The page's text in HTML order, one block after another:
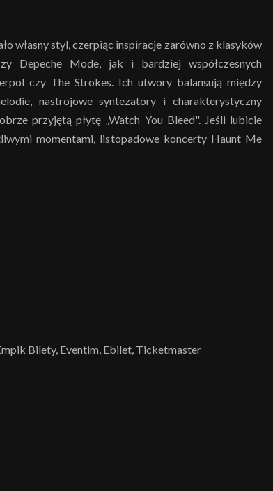
własny styl, czerpiąc inspiracje zarówno z klasyków
Depeche Mode, jak i bardziej współczesnych
czy The Strokes. Ich utwory balansują między
nastrojowe syntezatory i charakterystyczny
przyjętą płytę „Watch You Bleed". Jeśli lubicie
momentami, listopadowe koncerty Haunt Me
Bilety, Eventim, Ebilet, Ticketmaster